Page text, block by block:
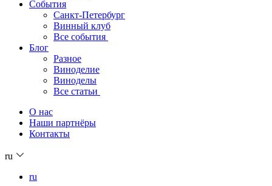
События
Санкт-Петербург
Винный клуб
Все события
Блог
Разное
Виноделие
Виноделы
Все статьи
О нас
Наши партнёры
Контакты
ru
ru